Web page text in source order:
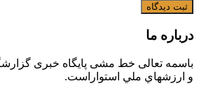
درباره ما
باسمه تعالی خط مشی پایگاه خبری
و ارزشهاي ملي استواراست.